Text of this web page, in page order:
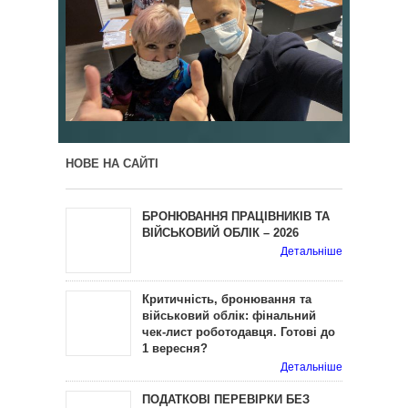
НОВЕ НА САЙТІ
БРОНЮВАННЯ ПРАЦІВНИКІВ ТА
ВІЙСЬКОВИЙ ОБЛІК – 2026
Детальніше
Критичність, бронювання та
військовий облік: фінальний
чек-лист роботодавця. Готові до
1 вересня?
Детальніше
ПОДАТКОВІ ПЕРЕВІРКИ БЕЗ